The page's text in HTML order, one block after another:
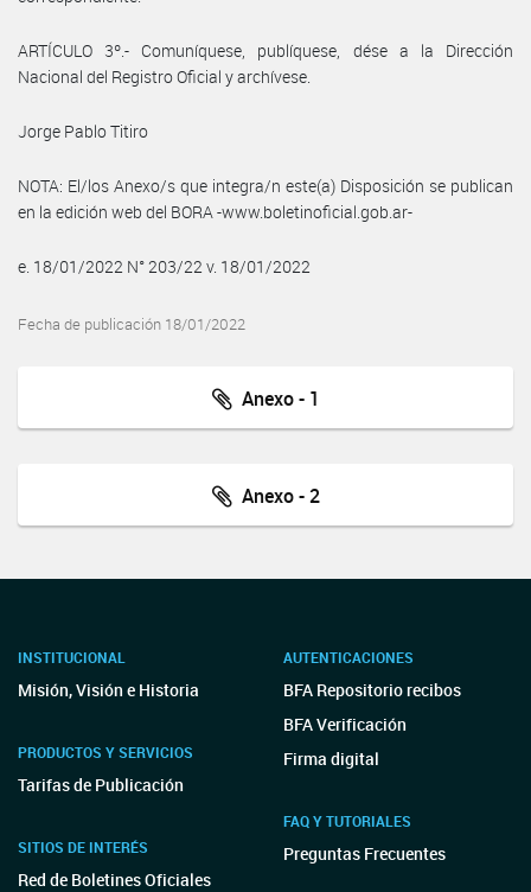
ARTÍCULO 3º.- Comuníquese, publíquese, dése a la Dirección
Nacional del Registro Oficial y archívese.
Jorge Pablo Titiro
NOTA: El/los Anexo/s que integra/n este(a) Disposición se publican
en la edición web del BORA -www.boletinoficial.gob.ar-
e. 18/01/2022 N° 203/22 v. 18/01/2022
Fecha de publicación 18/01/2022
Anexo - 1
Anexo - 2
INSTITUCIONAL
Misión, Visión e Historia
PRODUCTOS Y SERVICIOS
Tarifas de Publicación
SITIOS DE INTERÉS
Red de Boletines Oficiales
AUTENTICACIONES
BFA Repositorio recibos
BFA Verificación
Firma digital
FAQ Y TUTORIALES
Preguntas Frecuentes